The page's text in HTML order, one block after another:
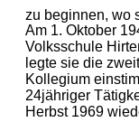
zu beginnen, wo
Am 1. Oktober
Volksschule
legte sie die
Kollegium
24jähriger
Herbst 1969